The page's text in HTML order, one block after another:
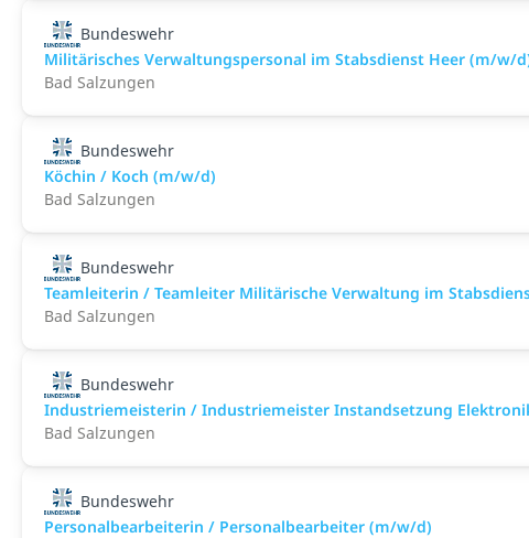
Bundeswehr
Militärisches Verwaltungspersonal im Stabsdienst Heer (m/w/
Bad Salzungen
Bundeswehr
Köchin / Koch (m/w/d)
Bad Salzungen
Bundeswehr
Teamleiterin / Teamleiter Militärische Verwaltung im
Bad Salzungen
Bundeswehr
Industriemeisterin / Industriemeister Instandsetzung
Bad Salzungen
Bundeswehr
Personalbearbeiterin / Personalbearbeiter (m/w/d)